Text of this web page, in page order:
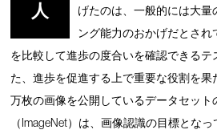
人
げたのは、一般的には大量
ング能力のおかげだとされ
を比較して進歩の度合いを確認できるテ
た、進歩を促進する上で重要な役割を果
万枚の画像を公開しているデータセット
（ImageNet）は、画像認識の目標とな